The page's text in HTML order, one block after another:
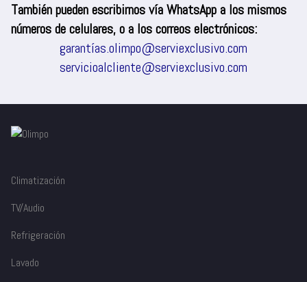
También pueden escribirnos vía WhatsApp a los mismos
números de celulares, o a los correos electrónicos:
garantías.olimpo@serviexclusivo.com
servicioalcliente@serviexclusivo.com
Climatización
TV/Audio
Refrigeración
Lavado